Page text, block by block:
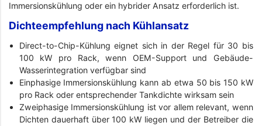
Immersionskühlung oder ein hybrider Ansatz erforderlich ist.
Dichteempfehlung nach Kühlansatz
Direct-to-Chip-Kühlung eignet sich in der Regel für 30 bis
100 kW pro Rack, wenn OEM-Support und Gebäude-
Wasserintegration verfügbar sind
Einphasige Immersionskühlung kann ab etwa 50 bis 150 kW
pro Rack oder entsprechender Tankdichte wirksam sein
Zweiphasige Immersionskühlung ist vor allem relevant, wenn
Dichten dauerhaft über 100 kW liegen und der Betreiber die